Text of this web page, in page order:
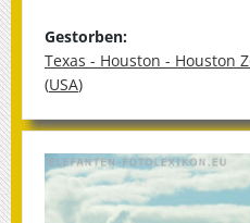
Gestorben:
Texas - Houston - Houston
(USA)